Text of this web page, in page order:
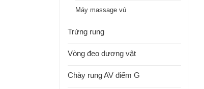
Máy massage vú
Trứng rung
Vòng đeo dương vật
Chày rung AV điểm G